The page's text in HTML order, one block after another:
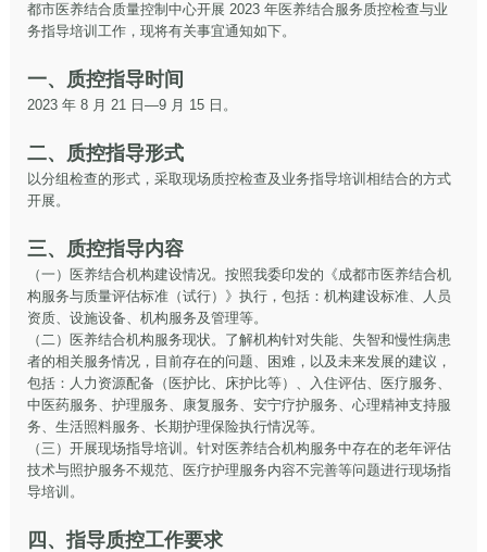
都市医养结合质量控制中心开展 2023 年医养结合服务质控检查与业
务指导培训工作，现将有关事宜通知如下。
一、质控指导时间
2023 年 8 月 21 日—9 月 15 日。
二、质控指导形式
以分组检查的形式，采取现场质控检查及业务指导培训相结合的方式
开展。
三、质控指导内容
（一）医养结合机构建设情况。按照我委印发的《成都市医养结合机
构服务与质量评估标准（试行）》执行，包括：机构建设标准、人员
资质、设施设备、机构服务及管理等。
（二）医养结合机构服务现状。了解机构针对失能、失智和慢性病患
者的相关服务情况，目前存在的问题、困难，以及未来发展的建议，
包括：人力资源配备（医护比、床护比等）、入住评估、医疗服务、
中医药服务、护理服务、康复服务、安宁疗护服务、心理精神支持服
务、生活照料服务、长期护理保险执行情况等。
（三）开展现场指导培训。针对医养结合机构服务中存在的老年评估
技术与照护服务不规范、医疗护理服务内容不完善等问题进行现场指
导培训。
四、指导质控工作要求